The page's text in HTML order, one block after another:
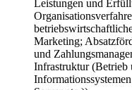
Leistungen und
Marketing;
und
Infrastruktur (Betrieb